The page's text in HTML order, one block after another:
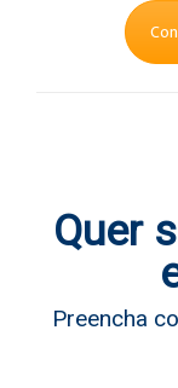
Quer
Preencha